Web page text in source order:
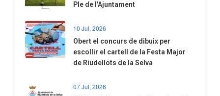
Ple de l'Ajuntament
10 Jul, 2026
​Obert el concurs de dibuix per
escollir el cartell de la Festa Major
de Riudellots de la Selva
07 Jul, 2026